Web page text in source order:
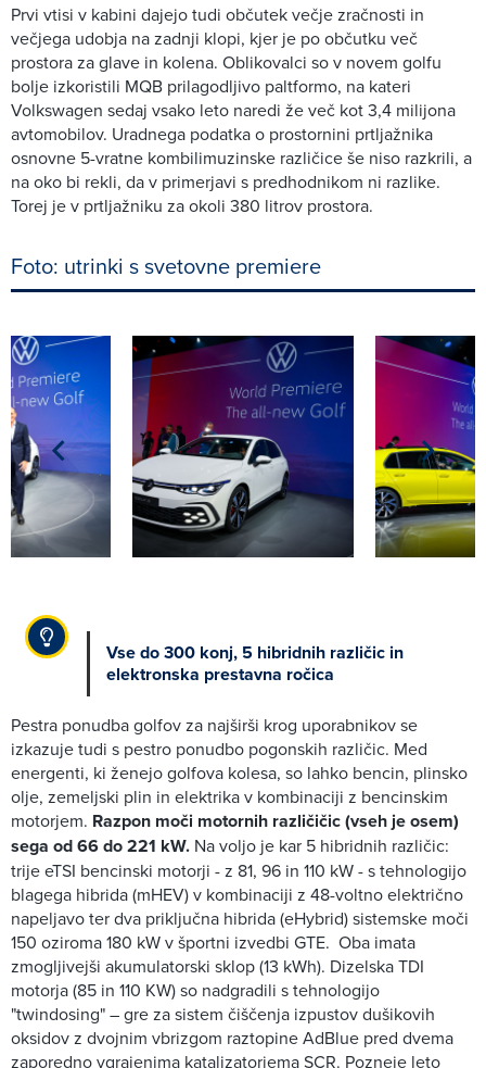
Prvi vtisi v kabini dajejo tudi občutek večje zračnosti in
večjega udobja na zadnji klopi, kjer je po občutku več
prostora za glave in kolena. Oblikovalci so v novem golfu
bolje izkoristili MQB prilagodljivo paltformo, na kateri
Volkswagen sedaj vsako leto naredi že več kot 3,4 milijona
avtomobilov. Uradnega podatka o prostornini prtljažnika
osnovne 5-vratne kombilimuzinske različice še niso razkrili, a
na oko bi rekli, da v primerjavi s predhodnikom ni razlike.
Torej je v prtljažniku za okoli 380 litrov prostora.
Foto: utrinki s svetovne premiere
Vse do 300 konj, 5 hibridnih različic in
elektronska prestavna ročica
Pestra ponudba golfov za najširši krog uporabnikov se
izkazuje tudi s pestro ponudbo pogonskih različic. Med
energenti, ki ženejo golfova kolesa, so lahko bencin, plinsko
olje, zemeljski plin in elektrika v kombinaciji z bencinskim
motorjem. Razpon moči motornih različičic (vseh je osem)
sega od 66 do 221 kW. Na voljo je kar 5 hibridnih različic:
trije eTSI bencinski motorji - z 81, 96 in 110 kW - s tehnologijo
blagega hibrida (mHEV) v kombinaciji z 48-voltno električno
napeljavo ter dva priključna hibrida (eHybrid) sistemske moči
150 oziroma 180 kW v športni izvedbi GTE. Oba imata
zmogljivejši akumulatorski sklop (13 kWh). Dizelska TDI
motorja (85 in 110 KW) so nadgradili s tehnologijo
"twindosing" – gre za sistem čiščenja izpustov dušikovih
oksidov z dvojnim vbrizgom raztopine AdBlue pred dvema
zaporedno vgrajenima katalizatorjema SCR. Pozneje leto